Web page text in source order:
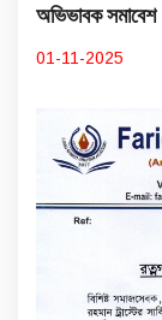
অভিভাবক সমাবেশ
01-11-2025